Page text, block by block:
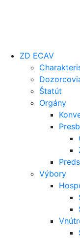
ZD ECAV
Štatút
Orgány
Výbory